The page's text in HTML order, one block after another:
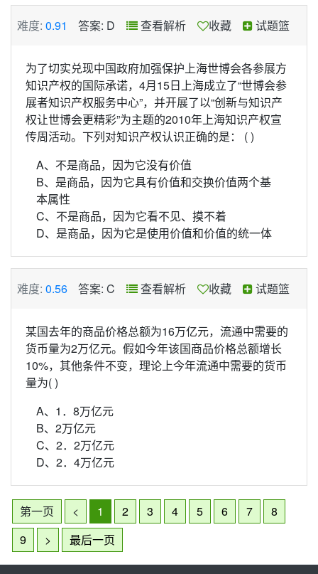
难度: 0.91 答案: D 查看解析 收藏 试题篮
为了切实兑现中国政府加强保护上海世博会各参展方
知识产权的国际承诺，4月15日上海成立了“世博会参
展者知识产权服务中心”，并开展了以“创新与知识产
权让世博会更精彩”为主题的2010年上海知识产权宣
传周活动。下列对知识产权认识正确的是： ( )
A、不是商品，因为它没有价值
B、是商品，因为它具有价值和交换价值两个基
本属性
C、不是商品，因为它看不见、摸不着
D、是商品，因为它是使用价值和价值的统一体
难度: 0.56 答案: C 查看解析 收藏 试题篮
某国去年的商品价格总额为16万亿元，流通中需要的
货币量为2万亿元。假如今年该国商品价格总额增长
10%，其他条件不变，理论上今年流通中需要的货币
量为( )
A、1．8万亿元
B、2万亿元
C、2．2万亿元
D、2．4万亿元
第一页 < 1 2 3 4 5 6 7
8
9
> 最后一页